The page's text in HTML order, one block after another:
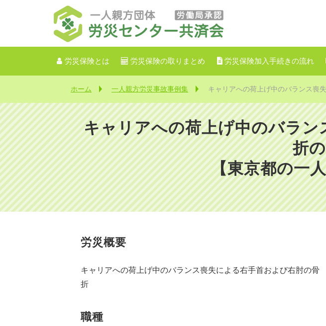
労災保険とは 労災保険の取りまとめ 労災保険加入手続きの流れ
ホーム 一人親方労災事故事例集 キャリアへの荷上げ中のバランス喪
キャリアへの荷上げ中のバラ
折
【東京都の一
労災概要
キャリアへの荷上げ中のバランス喪失による右手首および右肘の骨
折
職種